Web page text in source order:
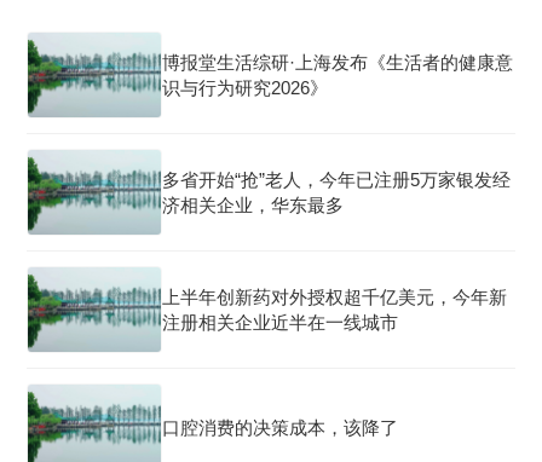
博报堂生活综研·上海发布《生活者的健康意
识与行为研究2026》
多省开始“抢”老人，今年已注册5万家银发经
济相关企业，华东最多
上半年创新药对外授权超千亿美元，今年新
注册相关企业近半在一线城市
口腔消费的决策成本，该降了